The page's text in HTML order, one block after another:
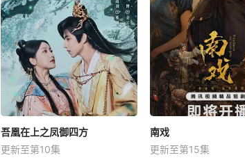
吾凰在上之凤御四方
更新至第10集
南戏
更新至第15集